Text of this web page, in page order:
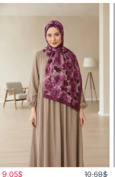
9,05$ 10,68$